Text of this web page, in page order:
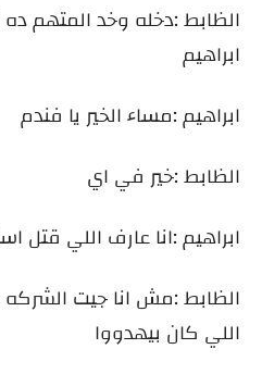
الظابط :دخله وخد المتهم ده
ابراهيم
ابراهيم :مساء الخير يا فندم
الظابط :خير في اي
ابراهيم :انا عارف اللي قتل
الظابط :مش انا جيت
اللي كان بيهدووا